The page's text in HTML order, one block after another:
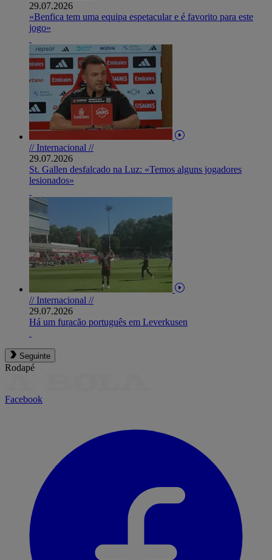
29.07.2026
«Benfica tem uma equipa espetacular e é favorito para este
jogo»
// Internacional //
29.07.2026
St. Gallen desfalcado na Luz: «Temos alguns jogadores
lesionados»
// Internacional //
29.07.2026
Há um furacão português em Leverkusen
Seguinte
Rodapé
Facebook